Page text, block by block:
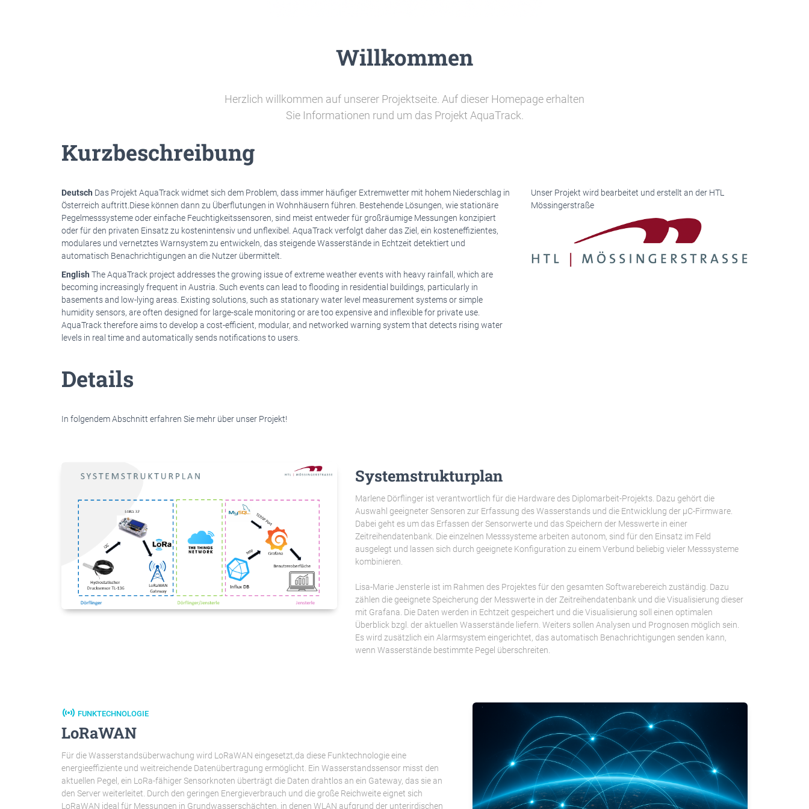
Willkommen
Herzlich willkommen auf unserer Projektseite. Auf dieser Homepage erhalten
Sie Informationen rund um das Projekt AquaTrack.
Kurzbeschreibung
Deutsch Das Projekt AquaTrack widmet sich dem Problem, dass immer häufiger Extremwetter mit hohem Niederschlag in
Österreich auftritt.Diese können dann zu Überflutungen in Wohnhäusern führen. Bestehende Lösungen, wie stationäre
Pegelmesssysteme oder einfache Feuchtigkeitssensoren, sind meist entweder für großräumige Messungen konzipiert
oder für den privaten Einsatz zu kostenintensiv und unflexibel. AquaTrack verfolgt daher das Ziel, ein kosteneffizientes,
modulares und vernetztes Warnsystem zu entwickeln, das steigende Wasserstände in Echtzeit detektiert und
automatisch Benachrichtigungen an die Nutzer übermittelt.
Unser Projekt wird bearbeitet und erstellt an der HTL
Mössingerstraße
English The AquaTrack project addresses the growing issue of extreme weather events with heavy rainfall, which are
becoming increasingly frequent in Austria. Such events can lead to flooding in residential buildings, particularly in
basements and low-lying areas. Existing solutions, such as stationary water level measurement systems or simple
humidity sensors, are often designed for large-scale monitoring or are too expensive and inflexible for private use.
AquaTrack therefore aims to develop a cost-efficient, modular, and networked warning system that detects rising water
levels in real time and automatically sends notifications to users.
Details
In folgendem Abschnitt erfahren Sie mehr über unser Projekt!
Systemstrukturplan
Marlene Dörflinger ist verantwortlich für die Hardware des Diplomarbeit-Projekts. Dazu gehört die
Auswahl geeigneter Sensoren zur Erfassung des Wasserstands und die Entwicklung der µC-Firmware.
Dabei geht es um das Erfassen der Sensorwerte und das Speichern der Messwerte in einer
Zeitreihendatenbank. Die einzelnen Messsysteme arbeiten autonom, sind für den Einsatz im Feld
ausgelegt und lassen sich durch geeignete Konfiguration zu einem Verbund beliebig vieler Messsysteme
kombinieren.
Lisa-Marie Jensterle ist im Rahmen des Projektes für den gesamten Softwarebereich zuständig. Dazu
zählen die geeignete Speicherung der Messwerte in der Zeitreihendatenbank und die Visualisierung dieser
mit Grafana. Die Daten werden in Echtzeit gespeichert und die Visualisierung soll einen optimalen
Überblick bzgl. der aktuellen Wasserstände liefern. Weiters sollen Analysen und Prognosen möglich sein.
Es wird zusätzlich ein Alarmsystem eingerichtet, das automatisch Benachrichtigungen senden kann,
wenn Wasserstände bestimmte Pegel überschreiten.
sensors FUNKTECHNOLOGIE
LoRaWAN
Für die Wasserstandsüberwachung wird LoRaWAN eingesetzt,da diese Funktechnologie eine
energieeffiziente und weitreichende Datenübertragung ermöglicht. Ein Wasserstandssensor misst den
aktuellen Pegel, ein LoRa-fähiger Sensorknoten überträgt die Daten drahtlos an ein Gateway, das sie an
den Server weiterleitet. Durch den geringen Energieverbrauch und die große Reichweite eignet sich
LoRaWAN ideal für Messungen in Grundwasserschächten, in denen WLAN aufgrund der unterirdischen